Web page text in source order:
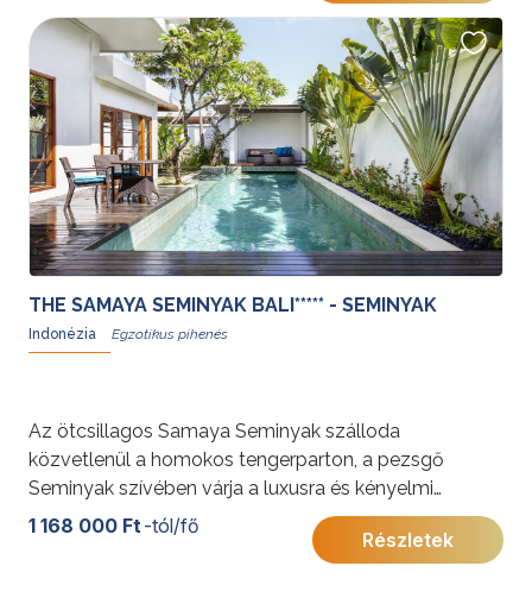
THE SAMAYA SEMINYAK BALI***** - SEMINYAK
Indonézia
Az ötcsillagos Samaya Seminyak szálloda
közvetlenül a homokos tengerparton, a pezsgő
Seminyak szívében várja a luxusra és kényelmi
szolgáltatásokra vágyó vendégeket.
1 168 000 Ft -tól/fő
Részletek